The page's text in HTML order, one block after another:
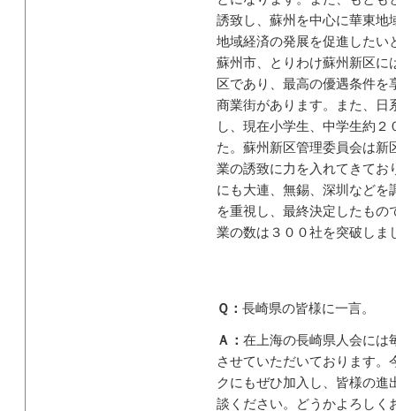
誘致し、蘇州を中心に華東地
地域経済の発展を促進したい
蘇州市、とりわけ蘇州新区に
区であり、最高の優遇条件
商業街があります。また、日
し、現在小学生、中学生約
た。蘇州新区管理委員会は新
業の誘致に力を入れてきてお
にも大連、無錫、深圳などを
を重視し、最終決定したも
業の数は３００社を突破しま
Ｑ： 長崎県の皆様に一言。
Ａ： 在上海の長崎県人会には
させていただいております
クにもぜひ加入し、皆様の
談ください。どうかよろしく